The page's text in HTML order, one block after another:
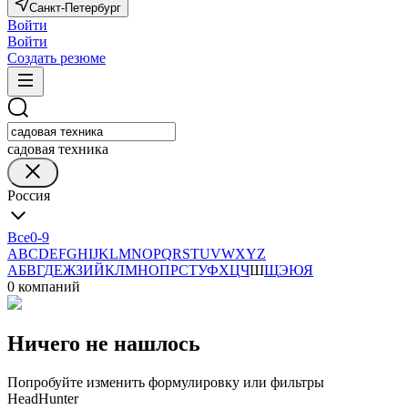
Санкт-Петербург
Войти
Войти
Создать резюме
садовая техника
Россия
Все0-9
ABCDEFGHIJKLMNOPQRSTUVWXYZ
АБВГДЕЖЗИЙКЛМНОПРСТУФХЦЧШЩЭЮЯ
0 компаний
Ничего не нашлось
Попробуйте изменить формулировку или фильтры
HeadHunter